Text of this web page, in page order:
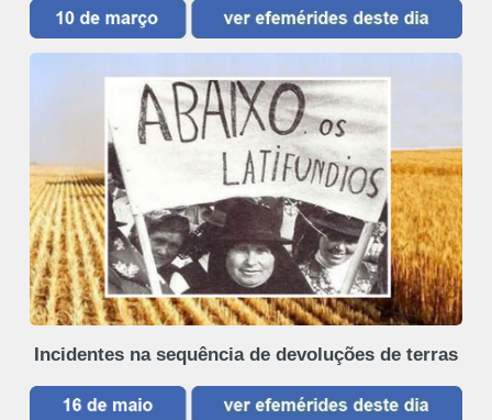
Incidentes na sequência de devoluções de terras